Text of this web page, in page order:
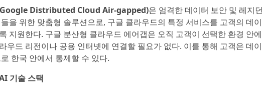
Distributed Cloud Air-gapped)은 엄격한 데이터 보안 및 레지던
을 위한 맞춤형 솔루션으로, 구글 클라우드의 특정 서비스를 고객의 데이
지원한다. 구글 분산형 클라우드 에어갭은 오직 고객이 선택한 환경 안에
우드 리전이나 공용 인터넷에 연결할 필요가 없다. 이를 통해 고객은 데이
한국 안에서 통제할 수 있다.
기술 스택